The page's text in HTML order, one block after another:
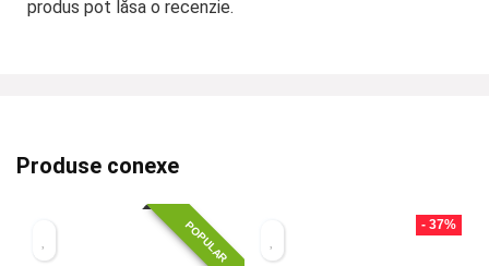
produs pot lăsa o recenzie.
Produse conexe
POPULAR - 37%